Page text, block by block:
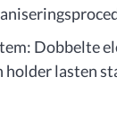
Dobbelte
holder lasten